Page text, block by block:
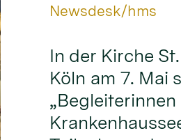
Von:
Newsdesk/hms
In der Kirche
Köln am 7. Mai